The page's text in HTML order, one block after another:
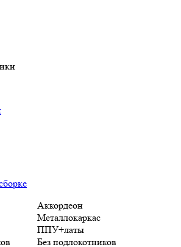
Аккордеон
Металлокаркас
ППУ+латы
Без подлокотников